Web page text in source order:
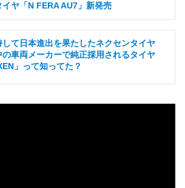
イヤ「N FERA AU7」新発売
して日本進出を果たしたネクセンタイヤ
の車両メーカーで純正採用されるタイヤ
」って知ってた？